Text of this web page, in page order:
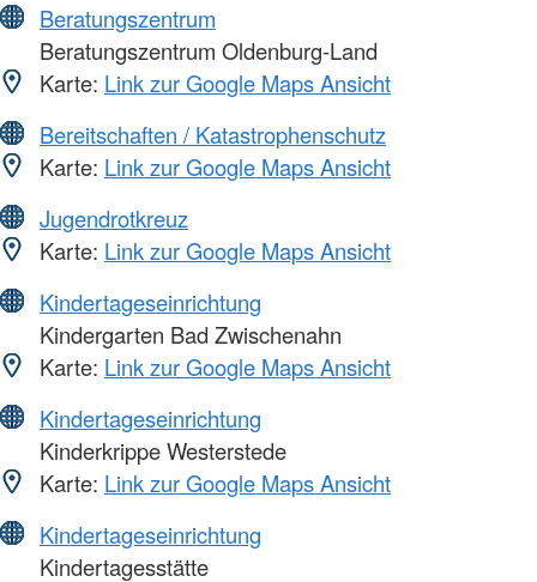
Beratungszentrum
Beratungszentrum Oldenburg-Land
Karte: Link zur Google Maps Ansicht
Bereitschaften / Katastrophenschutz
Karte: Link zur Google Maps Ansicht
Jugendrotkreuz
Karte: Link zur Google Maps Ansicht
Kindertageseinrichtung
Kindergarten Bad Zwischenahn
Karte: Link zur Google Maps Ansicht
Kindertageseinrichtung
Kinderkrippe Westerstede
Karte: Link zur Google Maps Ansicht
Kindertageseinrichtung
Kindertagesstätte